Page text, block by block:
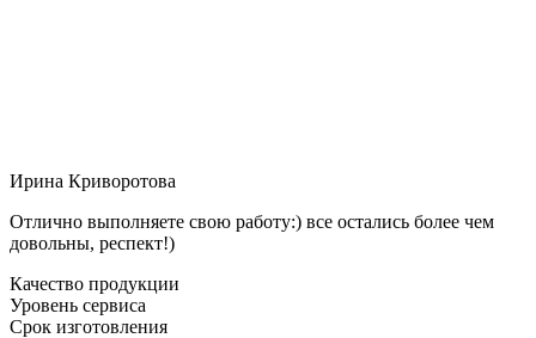
Ирина Криворотова
Отлично выполняете свою работу:) все остались более чем
довольны, респект!)
Качество продукции
Уровень сервиса
Срок изготовления